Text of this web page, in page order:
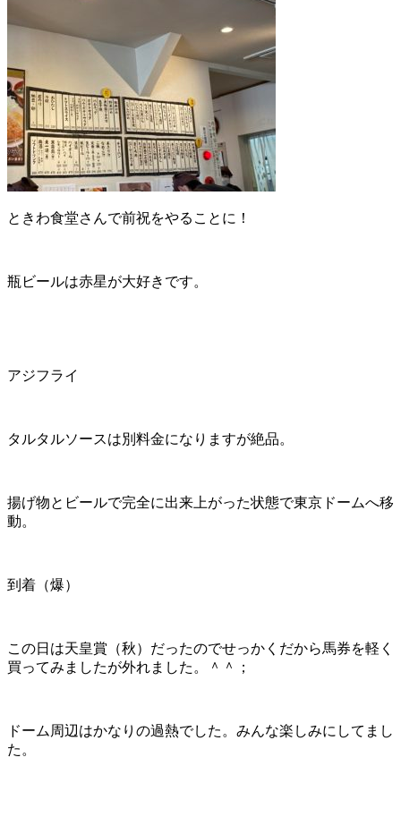
ときわ食堂さんで前祝をやることに！
瓶ビールは赤星が大好きです。
アジフライ
タルタルソースは別料金になりますが絶品。
揚げ物とビールで完全に出来上がった状態で東京ドームへ移
動。
到着（爆）
この日は天皇賞（秋）だったのでせっかくだから馬券を軽く
買ってみましたが外れました。＾＾；
ドーム周辺はかなりの過熱でした。みんな楽しみにしてまし
た。